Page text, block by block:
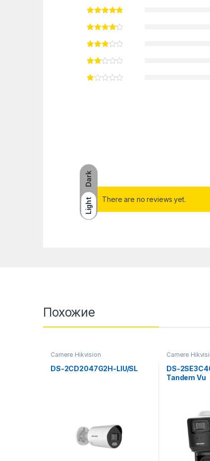
Dark
Light There are no reviews yet.
Похожие
Camere Hikvision
DS-2CD2047G2H-LIU/SL
Camere
DS-
Tandem Vu